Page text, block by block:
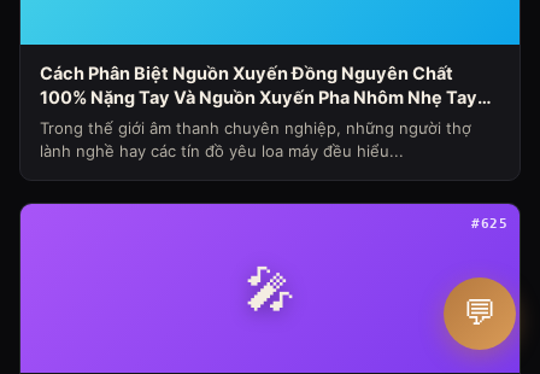
Cách Phân Biệt Nguồn Xuyến Đồng Nguyên Chất
100% Nặng Tay Và Nguồn Xuyến Pha Nhôm Nhẹ Tay
Nhanh Nóng Sụt Áp Cho Loa Máy (Chủ Đề Loa Máy
Ngày 341)
Trong thế giới âm thanh chuyên nghiệp, những người thợ
lành nghề hay các tín đồ yêu loa máy đều hiểu...
🎤
#625
💬